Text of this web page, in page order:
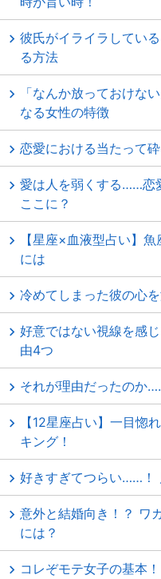
彼氏がイライラしてい
る方法
「なんか放っておけな
なる女性の特徴
恋愛における当たって
愛は人を弱くする……恋
ここに？
【星座×血液型占い】
には
冷めてしまった彼の心
好意ではない視線を感
由4つ
それが理由だったのか
【12星座占い】一目惚
キング！
好きすぎてつらい……！
意外と結婚向き！？ ワ
には？
コレぞモテ女子の基本